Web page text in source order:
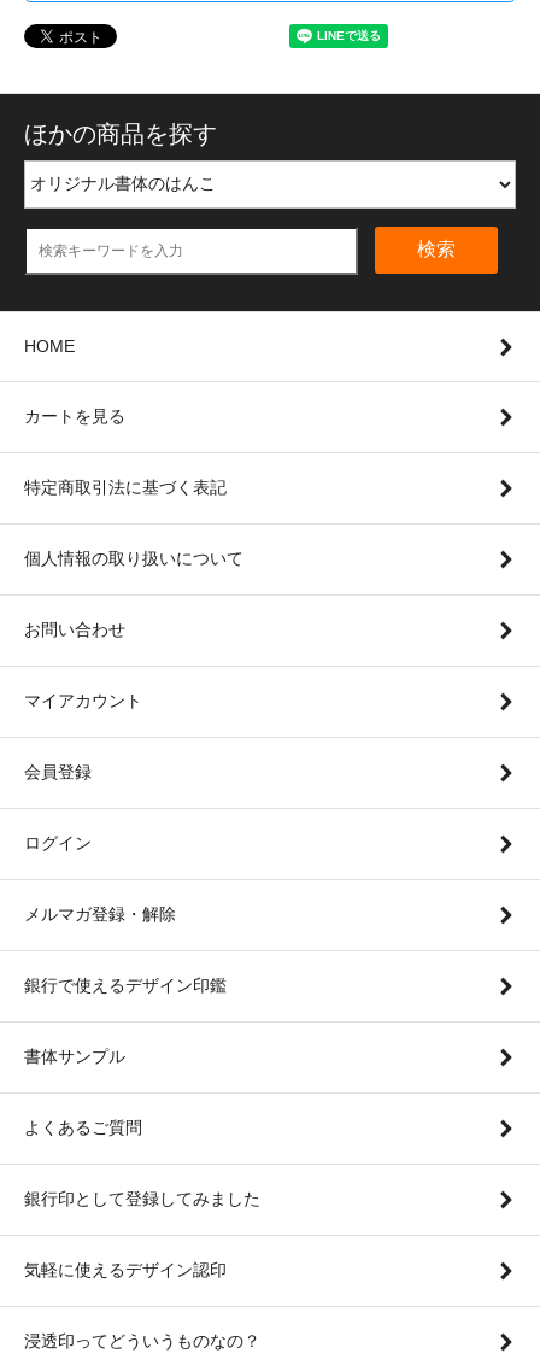
ほかの商品を探す
検索
HOME
カートを見る
特定商取引法に基づく表記
個人情報の取り扱いについて
お問い合わせ
マイアカウント
会員登録
ログイン
メルマガ登録・解除
銀行で使えるデザイン印鑑
書体サンプル
よくあるご質問
銀行印として登録してみました
気軽に使えるデザイン認印
浸透印ってどういうものなの？